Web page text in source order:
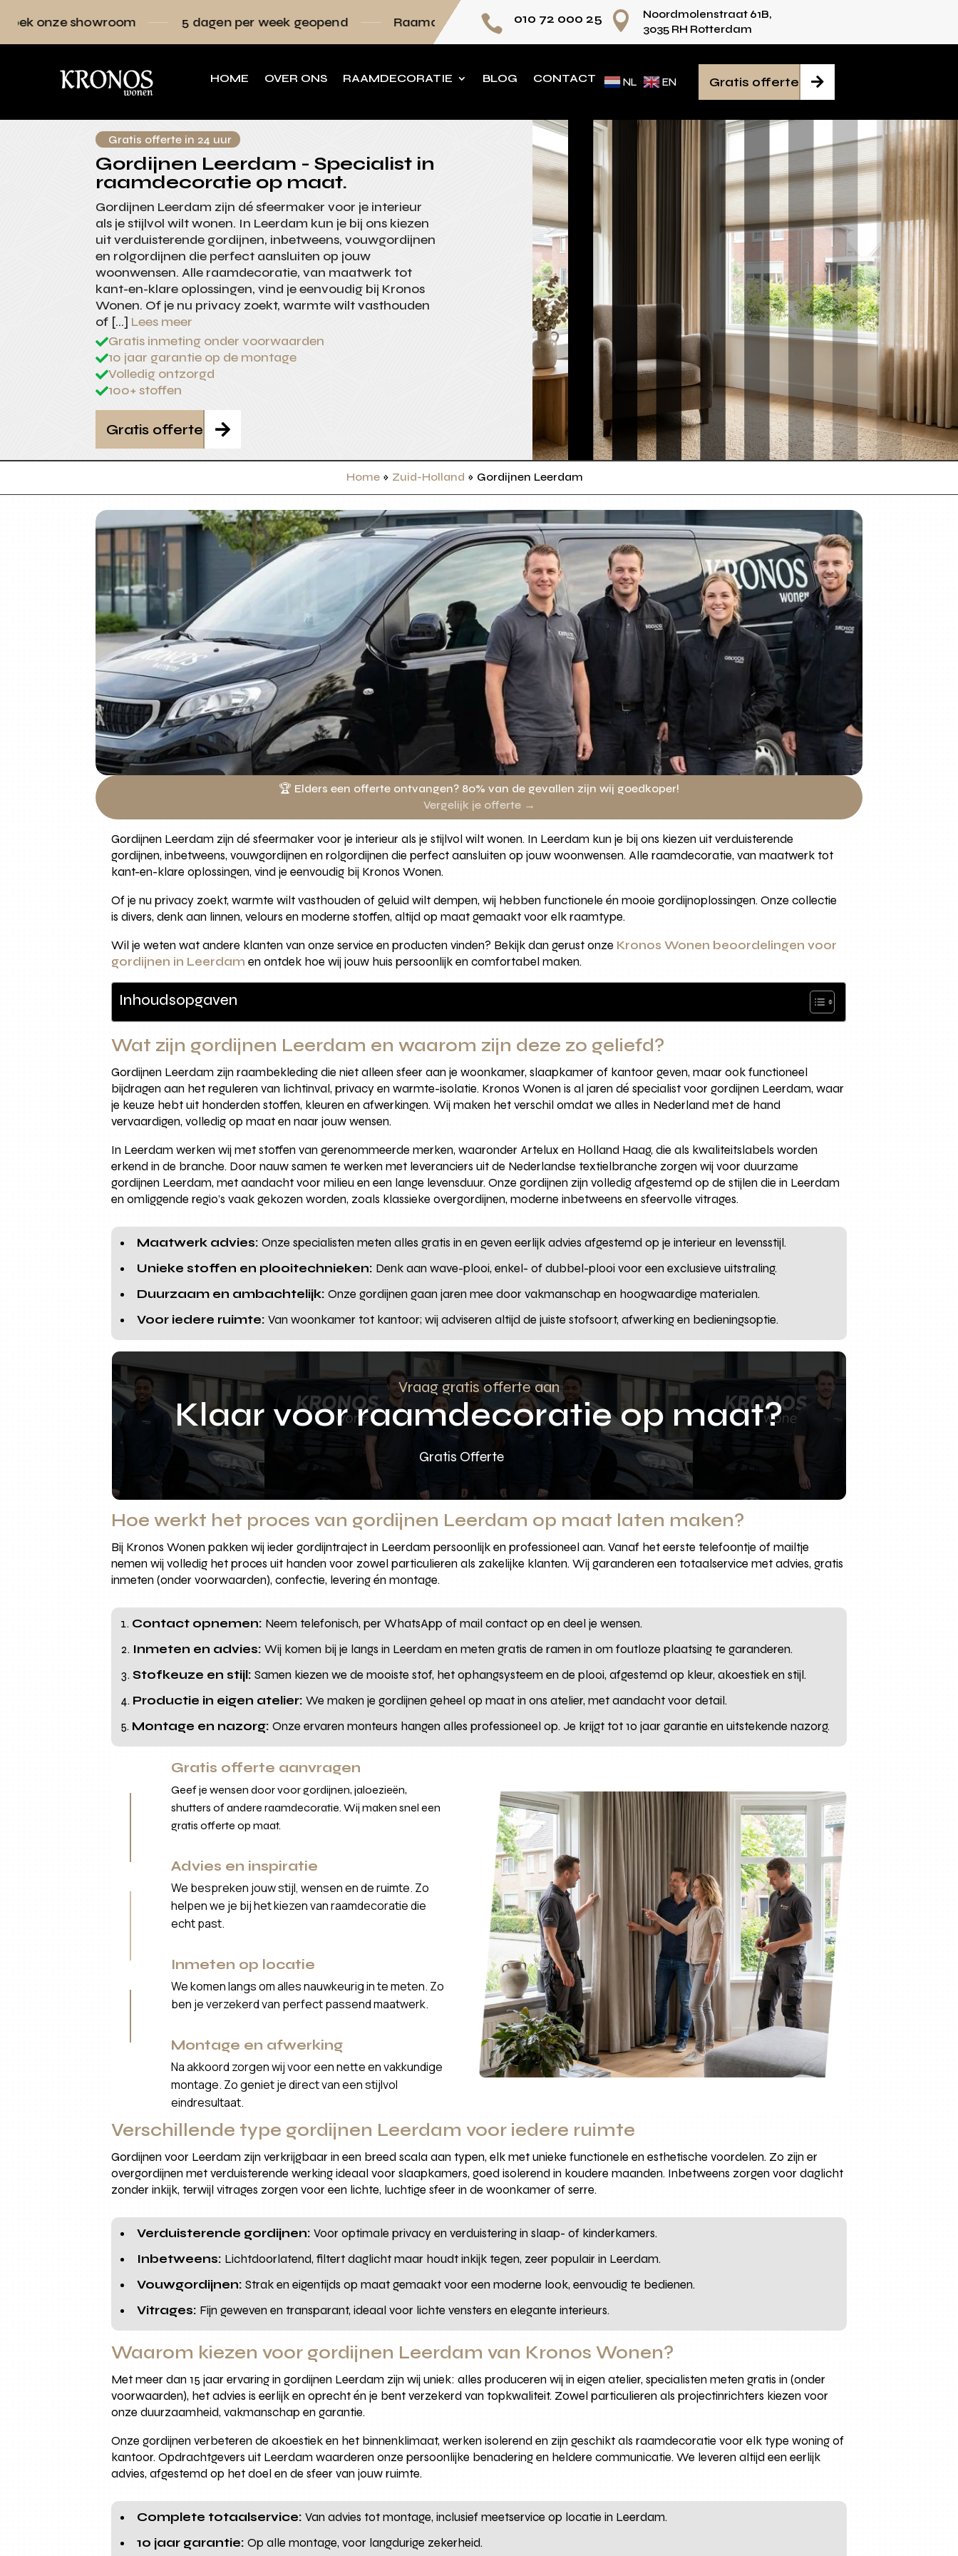
5 dagen per week geopend Raamdecoratie volledig op maat Persoonlijk advies voor iedere ruimte
 010 72 000 25 
Noordmolenstraat 61B,
3035 RH Rotterdam
HOME OVER ONS RAAMDECORATIE BLOG CONTACT NL EN 
Gratis offerte
Gratis offerte in 24 uur
Gordijnen Leerdam - Specialist in
raamdecoratie op maat.
Gordijnen Leerdam zijn dé sfeermaker voor je interieur
als je stijlvol wilt wonen. In Leerdam kun je bij ons kiezen
uit verduisterende gordijnen, inbetweens, vouwgordijnen
en rolgordijnen die perfect aansluiten op jouw
woonwensen. Alle raamdecoratie, van maatwerk tot
kant-en-klare oplossingen, vind je eenvoudig bij Kronos
Wonen. Of je nu privacy zoekt, warmte wilt vasthouden
of […] Lees meer
Gratis inmeting onder voorwaarden
10 jaar garantie op de montage
Volledig ontzorgd
100+ stoffen

Gratis offerte
Home » Zuid-Holland » Gordijnen Leerdam
🏆 Elders een offerte ontvangen? 80% van de gevallen zijn wij goedkoper!
Vergelijk je offerte →
Gordijnen Leerdam zijn dé sfeermaker voor je interieur als je stijlvol wilt wonen. In Leerdam kun je bij ons kiezen uit verduisterende
gordijnen, inbetweens, vouwgordijnen en rolgordijnen die perfect aansluiten op jouw woonwensen. Alle raamdecoratie, van maatwerk tot
kant-en-klare oplossingen, vind je eenvoudig bij Kronos Wonen.
Of je nu privacy zoekt, warmte wilt vasthouden of geluid wilt dempen, wij hebben functionele én mooie gordijnoplossingen. Onze collectie
is divers, denk aan linnen, velours en moderne stoffen, altijd op maat gemaakt voor elk raamtype.
Wil je weten wat andere klanten van onze service en producten vinden? Bekijk dan gerust onze Kronos Wonen beoordelingen voor
gordijnen in Leerdam en ontdek hoe wij jouw huis persoonlijk en comfortabel maken.
Inhoudsopgaven
Wat zijn gordijnen Leerdam en waarom zijn deze zo geliefd?
Gordijnen Leerdam zijn raambekleding die niet alleen sfeer aan je woonkamer, slaapkamer of kantoor geven, maar ook functioneel
bijdragen aan het reguleren van lichtinval, privacy en warmte-isolatie. Kronos Wonen is al jaren dé specialist voor gordijnen Leerdam, waar
je keuze hebt uit honderden stoffen, kleuren en afwerkingen. Wij maken het verschil omdat we alles in Nederland met de hand
vervaardigen, volledig op maat en naar jouw wensen.
In Leerdam werken wij met stoffen van gerenommeerde merken, waaronder Artelux en Holland Haag, die als kwaliteitslabels worden
erkend in de branche. Door nauw samen te werken met leveranciers uit de Nederlandse textielbranche zorgen wij voor duurzame
gordijnen Leerdam, met aandacht voor milieu en een lange levensduur. Onze gordijnen zijn volledig afgestemd op de stijlen die in Leerdam
en omliggende regio’s vaak gekozen worden, zoals klassieke overgordijnen, moderne inbetweens en sfeervolle vitrages.
Maatwerk advies: Onze specialisten meten alles gratis in en geven eerlijk advies afgestemd op je interieur en levensstijl.
Unieke stoffen en plooitechnieken: Denk aan wave-plooi, enkel- of dubbel-plooi voor een exclusieve uitstraling.
Duurzaam en ambachtelijk: Onze gordijnen gaan jaren mee door vakmanschap en hoogwaardige materialen.
Voor iedere ruimte: Van woonkamer tot kantoor; wij adviseren altijd de juiste stofsoort, afwerking en bedieningsoptie.
Vraag gratis offerte aan
Klaar voor raamdecoratie op maat?
Gratis Offerte
Hoe werkt het proces van gordijnen Leerdam op maat laten maken?
Bij Kronos Wonen pakken wij ieder gordijntraject in Leerdam persoonlijk en professioneel aan. Vanaf het eerste telefoontje of mailtje
nemen wij volledig het proces uit handen voor zowel particulieren als zakelijke klanten. Wij garanderen een totaalservice met advies, gratis
inmeten (onder voorwaarden), confectie, levering én montage.
Contact opnemen: Neem telefonisch, per WhatsApp of mail contact op en deel je wensen.
Inmeten en advies: Wij komen bij je langs in Leerdam en meten gratis de ramen in om foutloze plaatsing te garanderen.
Stofkeuze en stijl: Samen kiezen we de mooiste stof, het ophangsysteem en de plooi, afgestemd op kleur, akoestiek en stijl.
Productie in eigen atelier: We maken je gordijnen geheel op maat in ons atelier, met aandacht voor detail.
Montage en nazorg: Onze ervaren monteurs hangen alles professioneel op. Je krijgt tot 10 jaar garantie en uitstekende nazorg.
Gratis offerte aanvragen
Geef je wensen door voor gordijnen, jaloezieën,
shutters of andere raamdecoratie. Wij maken snel een
gratis offerte op maat.
Advies en inspiratie
We bespreken jouw stijl, wensen en de ruimte. Zo
helpen we je bij het kiezen van raamdecoratie die
echt past.
Inmeten op locatie
We komen langs om alles nauwkeurig in te meten. Zo
ben je verzekerd van perfect passend maatwerk.
Montage en afwerking
Na akkoord zorgen wij voor een nette en vakkundige
montage. Zo geniet je direct van een stijlvol
eindresultaat.
Verschillende type gordijnen Leerdam voor iedere ruimte
Gordijnen voor Leerdam zijn verkrijgbaar in een breed scala aan typen, elk met unieke functionele en esthetische voordelen. Zo zijn er
overgordijnen met verduisterende werking ideaal voor slaapkamers, goed isolerend in koudere maanden. Inbetweens zorgen voor daglicht
zonder inkijk, terwijl vitrages zorgen voor een lichte, luchtige sfeer in de woonkamer of serre.
Verduisterende gordijnen: Voor optimale privacy en verduistering in slaap- of kinderkamers.
Inbetweens: Lichtdoorlatend, filtert daglicht maar houdt inkijk tegen, zeer populair in Leerdam.
Vouwgordijnen: Strak en eigentijds op maat gemaakt voor een moderne look, eenvoudig te bedienen.
Vitrages: Fijn geweven en transparant, ideaal voor lichte vensters en elegante interieurs.
Waarom kiezen voor gordijnen Leerdam van Kronos Wonen?
Met meer dan 15 jaar ervaring in gordijnen Leerdam zijn wij uniek: alles produceren wij in eigen atelier, specialisten meten gratis in (onder
voorwaarden), het advies is eerlijk en oprecht én je bent verzekerd van topkwaliteit. Zowel particulieren als projectinrichters kiezen voor
onze duurzaamheid, vakmanschap en garantie.
Onze gordijnen verbeteren de akoestiek en het binnenklimaat, werken isolerend en zijn geschikt als raamdecoratie voor elk type woning of
kantoor. Opdrachtgevers uit Leerdam waarderen onze persoonlijke benadering en heldere communicatie. We leveren altijd een eerlijk
advies, afgestemd op het doel en de sfeer van jouw ruimte.
Complete totaalservice: Van advies tot montage, inclusief meetservice op locatie in Leerdam.
10 jaar garantie: Op alle montage, voor langdurige zekerheid.